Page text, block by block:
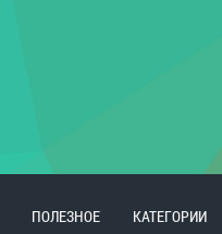
ПОЛЕЗНОЕ КАТЕГОРИИ